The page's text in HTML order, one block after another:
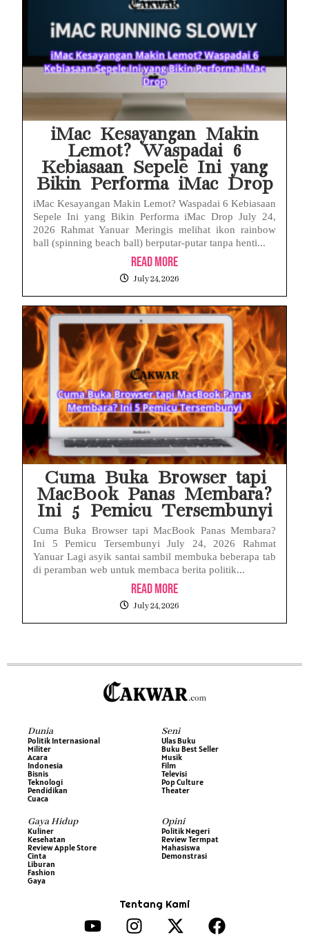
iMac Kesayangan Makin
Lemot? Waspadai 6
Kebiasaan Sepele Ini yang
Bikin Performa iMac Drop
iMac Kesayangan Makin Lemot? Waspadai 6 Kebiasaan
Sepele Ini yang Bikin Performa iMac Drop July 24,
2026 Rahmat Yanuar Meringis melihat ikon rainbow
ball (spinning beach ball) berputar-putar tanpa henti...
Read More
July 24, 2026
Cuma Buka Browser tapi
MacBook Panas Membara?
Ini 5 Pemicu Tersembunyi
Cuma Buka Browser tapi MacBook Panas Membara?
Ini 5 Pemicu Tersembunyi July 24, 2026 Rahmat
Yanuar Lagi asyik santai sambil membuka beberapa tab
di peramban web untuk membaca berita politik...
Read More
July 24, 2026
Dunia
Politik Internasional
Militer
Acara
Indonesia
Bisnis
Teknologi
Pendidikan
Cuaca
Seni
Ulas Buku
Buku Best Seller
Musik
Film
Televisi
Pop Culture
Theater
Gaya Hidup
Kuliner
Kesehatan
Review Apple Store
Cinta
Liburan
Fashion
Gaya
Opini
Politik Negeri
Review Termpat
Mahasiswa
Demonstrasi
Tentang Kami